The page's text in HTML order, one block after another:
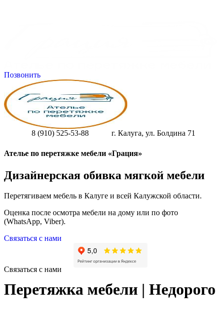
Позвонить
8 (910) 525-53-88 г. Калуга, ул. Болдина 71
Ателье по перетяжке мебели «Грация»
Дизайнерская обивка мягкой мебели
Перетягиваем мебель в Калуге и всей Калужской области.
Оценка после осмотра мебели на дому или по фото
(WhatsApp, Viber).
Связаться с нами
Связаться с нами
Перетяжка мебели | Недорого